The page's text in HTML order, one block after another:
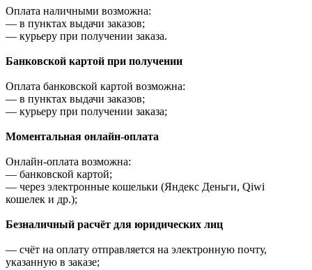
Оплата наличными возможна:
— в пунктах выдачи заказов;
— курьеру при получении заказа.
Банковской картой при получении
Оплата банковской картой возможна:
— в пунктах выдачи заказов;
— курьеру при получении заказа;
Моментальная онлайн-оплата
Онлайн-оплата возможна:
— банковской картой;
— через электронные кошельки (Яндекс Деньги, Qiwi
кошелек и др.);
Безналичный расчёт для юридических лиц
— счёт на оплату отправляется на электронную почту,
указанную в заказе;